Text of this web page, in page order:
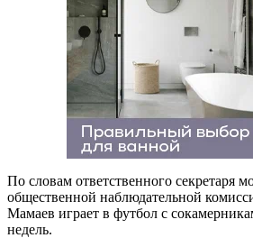
По словам ответственного секретаря
общественной наблюдательной
Мамаев играет в футбол с
недель.